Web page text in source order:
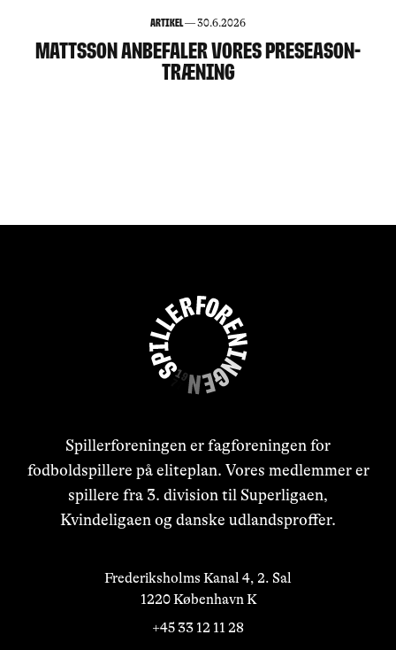
Artikel—30.6.2026
MATTSSON ANBEFALER VORES PRESEASON-
TRÆNING
Spillerforeningen er fagforeningen for
fodboldspillere på eliteplan. Vores medlemmer er
spillere fra 3. division til Superligaen,
Kvindeligaen og danske udlandsproffer.
Frederiksholms Kanal 4, 2. Sal
1220 København K
+45 33 12 11 28